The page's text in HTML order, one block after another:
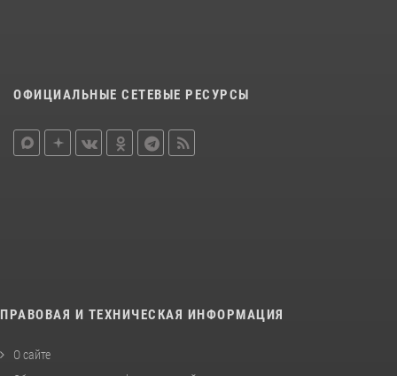
ОФИЦИАЛЬНЫЕ СЕТЕВЫЕ РЕСУРСЫ
ПРАВОВАЯ И ТЕХНИЧЕСКАЯ ИНФОРМАЦИЯ
О сайте